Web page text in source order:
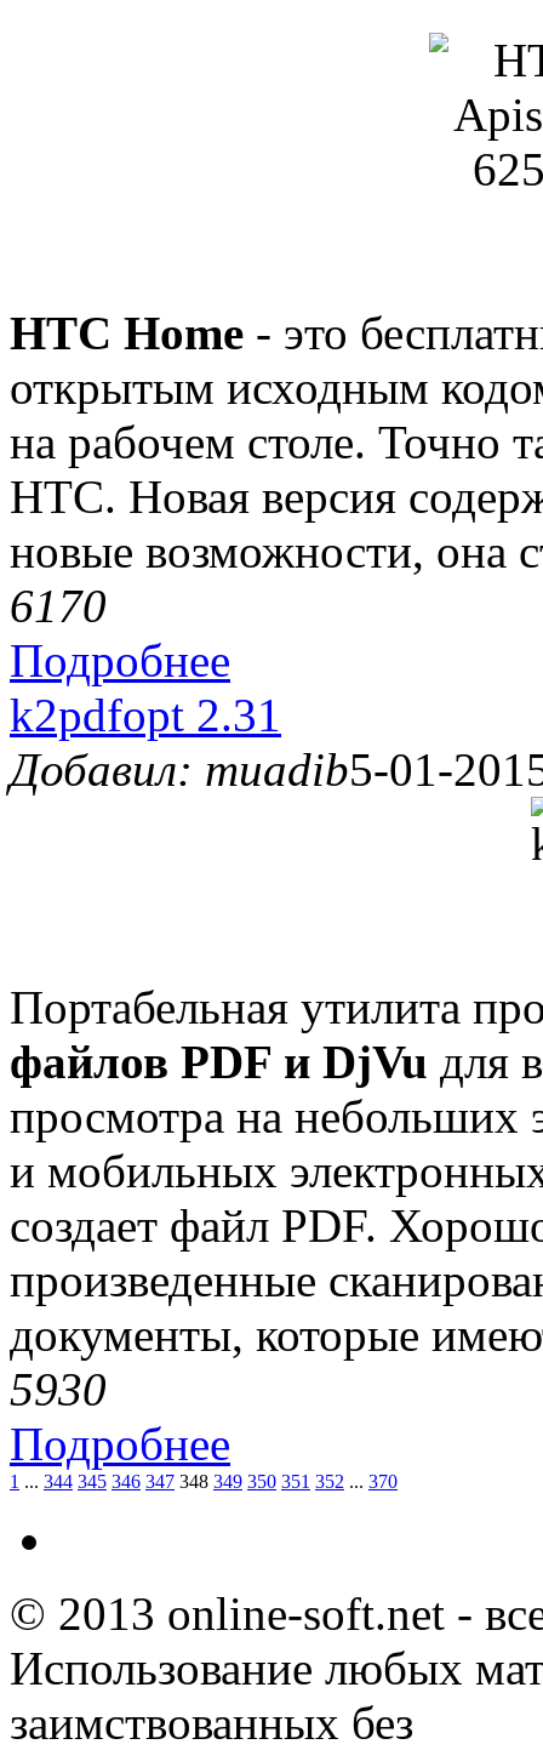
HTC Home - это
открытым исходным
на рабочем столе. Точно
HTC. Новая версия
новые возможности, она
6170
Подробнее
k2pdfopt 2.31
Добавил: muadib5-01-
Портабельная утилита
файлов PDF и DjVu для
просмотра на небольших
и мобильных
создает файл PDF.
произведенные
документы, которые
5930
Подробнее
1 ... 344 345 346 347 348 349 350 351 352 ... 370
© 2013 online-soft.net -
Использование любых
заимствованных без